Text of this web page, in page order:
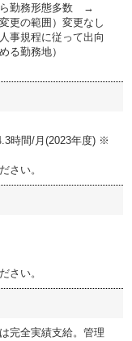
ら勤務形態多数 →
更の範囲）変更なし
事規程に従って出向
る勤務地）
時間/月(2023年度) ※
さい。
さい。
完全実績支給。管理